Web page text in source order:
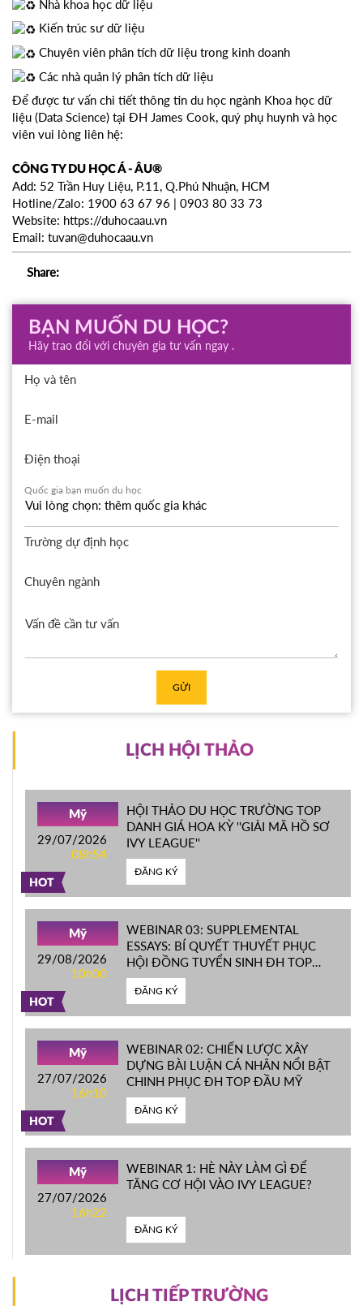
Nhà khoa học dữ liệu
Kiến trúc sư dữ liệu
Chuyên viên phân tích dữ liệu trong kinh doanh
Các nhà quản lý phân tích dữ liệu
Để được tư vấn chi tiết thông tin du học ngành Khoa học dữ
liệu (Data Science) tại ĐH James Cook, quý phụ huynh và học
viên vui lòng liên hệ:
CÔNG TY DU HỌC Á - ÂU®
Add: 52 Trần Huy Liệu, P.11, Q.Phú Nhuận, HCM
Hotline/Zalo: 1900 63 67 96 | 0903 80 33 73
Website: https://duhocaau.vn
Email: tuvan@duhocaau.vn
Share:
BẠN MUỐN DU HỌC?
Hãy trao đổi với chuyên gia tư vấn ngay .
Họ và tên
E-mail
Điện thoại
Quốc gia bạn muốn du học
Trường dự định học
Chuyên ngành
GỬI
LỊCH HỘI THẢO
HOT
Mỹ
29/07/2026
08h54
HỘI THẢO DU HỌC TRƯỜNG TOP
DANH GIÁ HOA KỲ ''GIẢI MÃ HỒ SƠ
IVY LEAGUE''
ĐĂNG KÝ
HOT
Mỹ
29/08/2026
10h00
WEBINAR 03: SUPPLEMENTAL
ESSAYS: BÍ QUYẾT THUYẾT PHỤC
HỘI ĐỒNG TUYỂN SINH ĐH TOP
ĐẦU MỸ
ĐĂNG KÝ
HOT
Mỹ
27/07/2026
16h10
WEBINAR 02: CHIẾN LƯỢC XÂY
DỰNG BÀI LUẬN CÁ NHÂN NỔI BẬT
CHINH PHỤC ĐH TOP ĐẦU MỸ
ĐĂNG KÝ
Mỹ
27/07/2026
16h22
WEBINAR 1: HÈ NÀY LÀM GÌ ĐỂ
TĂNG CƠ HỘI VÀO IVY LEAGUE?
ĐĂNG KÝ
LỊCH TIẾP TRƯỜNG